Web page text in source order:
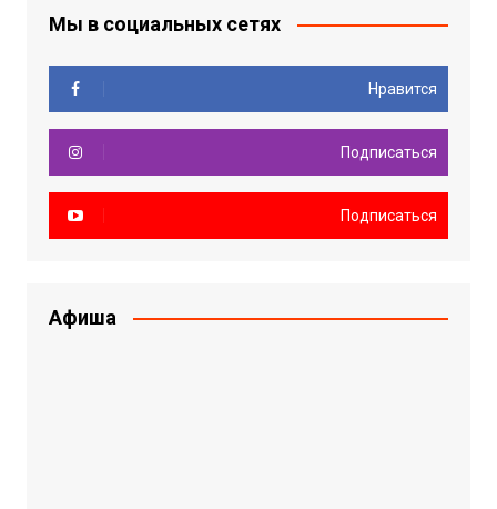
Мы в социальных сетях
Нравится
Подписаться
Подписаться
Афиша